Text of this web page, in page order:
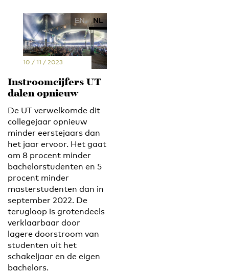
EN NL
10 / 11 / 2023
Instroomcijfers UT
dalen opnieuw
De UT verwelkomde dit
collegejaar opnieuw
minder eerstejaars dan
het jaar ervoor. Het gaat
om 8 procent minder
bachelorstudenten en 5
procent minder
masterstudenten dan in
september 2022. De
terugloop is grotendeels
verklaarbaar door
lagere doorstroom van
studenten uit het
schakeljaar en de eigen
bachelors.